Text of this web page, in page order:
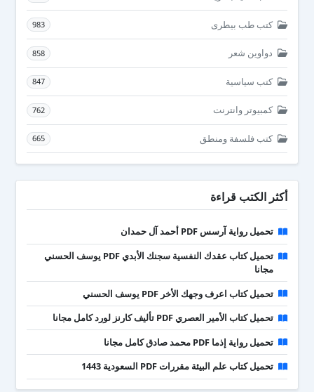
كتب طب بيطرى 983
دواوين شعر 858
كتب سياسية 847
كمبيوتر وانترنت 762
كتب فلسفة ومنطق 665
أكثر الكتب قراءة
تحميل رواية آرسس PDF أحمد آل حمدان
تحميل كتاب عقدك النفسية سجنك الأبدي PDF يوسف الحسني
مجانا
تحميل كتاب اعرف وجهك الأخر PDF يوسف الحسني
تحميل كتاب الأمير العصري PDF تأليف كارنز لورد كامل مجانا
تحميل رواية إذما PDF محمد صادق كامل مجانا
تحميل كتاب علم البيئة مقررات PDF السعودية 1443